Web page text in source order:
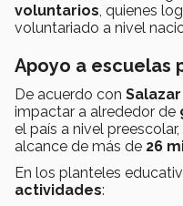
voluntarios , quienes
voluntariado a nivel
Apoyo a escuelas
De acuerdo con Salazar
impactar a alrededor de
el país a nivel
alcance de más de 26
En los planteles
actividades: